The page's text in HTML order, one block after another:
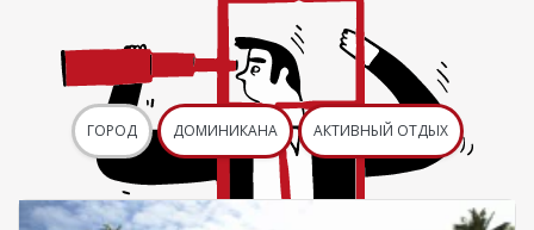
ГОРОД ДОМИНИКАНА АКТИВНЫЙ ОТДЫХ